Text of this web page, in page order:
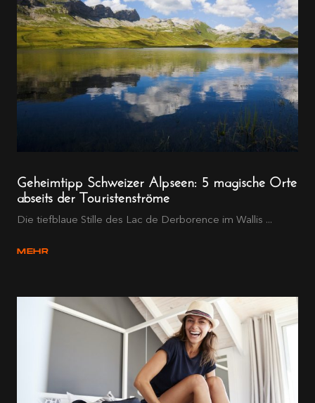
Geheimtipp Schweizer Alpseen: 5 magische Orte
abseits der Touristenströme
Die tiefblaue Stille des Lac de Derborence im Wallis ...
MEHR